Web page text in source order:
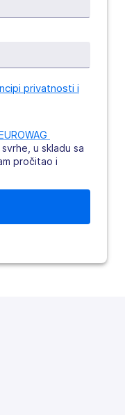
privatnosti i
u skladu sa
pročitao i